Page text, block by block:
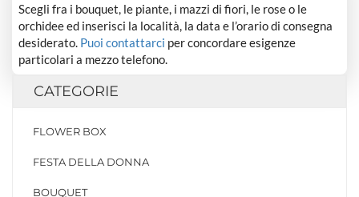
Scegli fra i bouquet, le piante, i mazzi di fiori, le rose o le
orchidee ed inserisci la località, la data e l’orario di consegna
desiderato. Puoi contattarci per concordare esigenze
particolari a mezzo telefono.
CATEGORIE
FLOWER BOX
FESTA DELLA DONNA
BOUQUET